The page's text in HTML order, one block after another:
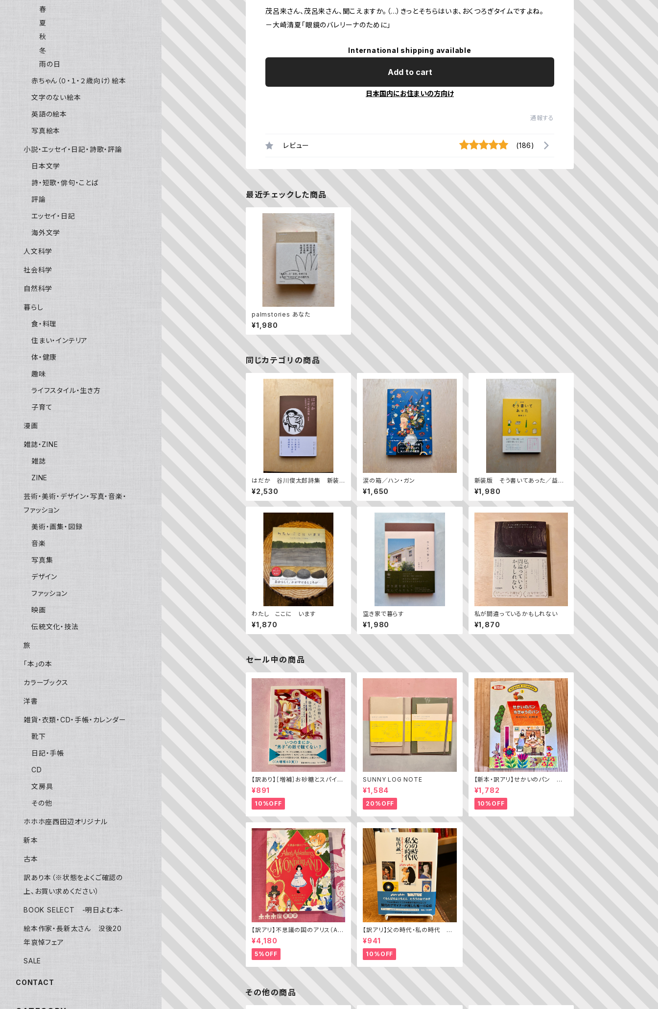
茂呂来さん、茂呂来さん、聞こえますか。（…）きっとそちらはいま、おくつろぎタイムですよね。
－大崎清夏「眼鏡のバレリーナのために」
International shipping available
Add to cart
日本国内にお住まいの方向け
通報する
レビュー (186)
最近チェックした商品
palmstories あなた
¥1,980
同じカテゴリの商品
はだか 谷川俊太郎詩集 新装
版
¥2,530
涙の箱／ハン・ガン
¥1,650
新装版 そう書いてあった／益田
ミリ
¥1,980
わたし ここに います
¥1,870
空き家で暮らす
¥1,980
私が間違っているかもしれない
¥1,870
セール中の商品
【訳あり】［増補］お砂糖とスパイス
と爆発的な何か ——不真面目な
批評家によるフェミニスト批評入門
¥891
10%OFF
SUNNY LOG NOTE
¥1,584
20%OFF
【新本・訳アリ】せかいのパン ちき
ゅうのパン（普及版 かこさとし
¥1,782
10%OFF
【訳アリ】不思議の国のアリス（Alic
e’s Adventures in WONDERL
AND）
¥4,180
5%OFF
【訳アリ】父の時代・私の時代 ─
わがエディトリアル・デザイン史
¥941
10%OFF
その他の商品
春
夏
秋
冬
雨の日
赤ちゃん（０・１・２歳向け）絵本
文字のない絵本
英語の絵本
写真絵本
小説・エッセイ・日記・詩歌・評論
日本文学
詩・短歌・俳句・ことば
評論
エッセイ・日記
海外文学
人文科学
社会科学
自然科学
暮らし
食・料理
住まい・インテリア
体・健康
趣味
ライフスタイル・生き方
子育て
漫画
雑誌・ZINE
雑誌
ZINE
芸術・美術・デザイン・写真・音楽・
ファッション
美術・画集・図録
音楽
写真集
デザイン
ファッション
映画
伝統文化・技法
旅
「本」の本
カラーブックス
洋書
雑貨・衣類・CD・手帳・カレンダー
靴下
日記・手帳
CD
文房具
その他
ホホホ座西田辺オリジナル
新本
古本
訳あり本（※状態をよくご確認の
上、お買い求めください）
BOOK SELECT -明日よむ本-
絵本作家・長新太さん 没後20
年哀悼フェア
SALE
CONTACT